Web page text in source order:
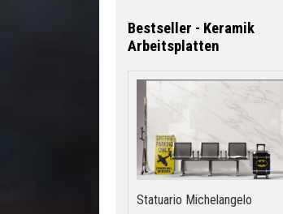
Bestseller - Keramik
Arbeitsplatten
Statuario Michelangelo